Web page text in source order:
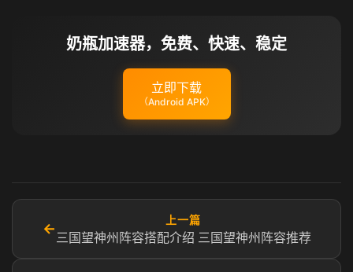
奶瓶加速器，免费、快速、稳定
立即下载
（Android APK）
←
上一篇
三国望神州阵容搭配介绍 三国望神州阵容推荐